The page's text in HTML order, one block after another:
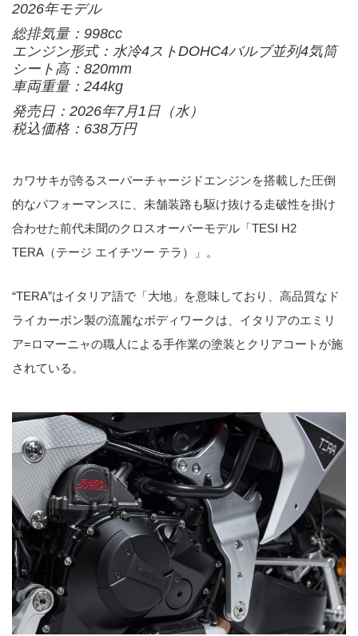
2026年モデル
総排気量：998cc
エンジン形式：水冷4ストDOHC4バルブ並列4気筒
シート高：820mm
車両重量：244kg
発売日：2026年7月1日（水）
税込価格：638万円
カワサキが誇るスーパーチャージドエンジンを搭載した圧倒
的なパフォーマンスに、未舗装路も駆け抜ける走破性を掛け
合わせた前代未聞のクロスオーバーモデル「TESI H2
TERA（テージ エイチツー テラ）」。
“TERA”はイタリア語で「大地」を意味しており、高品質なド
ライカーボン製の流麗なボディワークは、イタリアのエミリ
ア=ロマーニャの職人による手作業の塗装とクリアコートが施
されている。